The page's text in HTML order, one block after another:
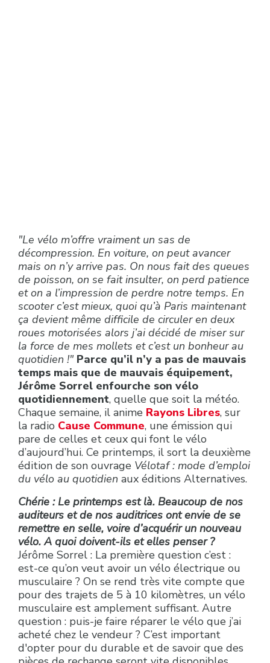
"Le vélo m’offre vraiment un sas de
décompression. En voiture, on peut avancer
mais on n’y arrive pas. On nous fait des queues
de poisson, on se fait insulter, on perd patience
et on a l’impression de perdre notre temps. En
scooter c’est mieux, quoi qu’à Paris maintenant
ça devient même difficile de circuler en deux
roues motorisées alors j’ai décidé de miser sur
la force de mes mollets et c’est un bonheur au
quotidien !" Parce qu’il n’y a pas de mauvais
temps mais que de mauvais équipement,
Jérôme Sorrel enfourche son vélo
quotidiennement, quelle que soit la météo.
Chaque semaine, il anime Rayons Libres, sur
la radio Cause Commune, une émission qui
pare de celles et ceux qui font le vélo
d’aujourd’hui. Ce printemps, il sort la deuxième
édition de son ouvrage Vélotaf : mode d’emploi
du vélo au quotidien aux éditions Alternatives.
Chérie : Le printemps est là. Beaucoup de nos
auditeurs et de nos auditrices ont envie de se
remettre en selle, voire d’acquérir un nouveau
vélo. A quoi doivent-ils et elles penser ?
Jérôme Sorrel : La première question c’est :
est-ce qu’on veut avoir un vélo électrique ou
musculaire ? On se rend très vite compte que
pour des trajets de 5 à 10 kilomètres, un vélo
musculaire est amplement suffisant. Autre
question : puis-je faire réparer le vélo que j’ai
acheté chez le vendeur ? C’est important
d'opter pour du durable et de savoir que des